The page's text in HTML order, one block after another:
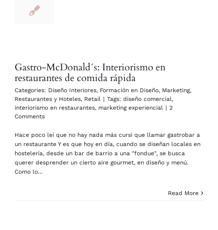
Gastro-McDonald´s: Interiorismo en
restaurantes de comida rápida
Categories: Diseño Interiores, Formación en Diseño, Marketing,
Restaurantes y Hoteles, Retail | Tags: diseño comercial,
interiorismo en restaurantes, marketing experiencial | 2
Comments
Hace poco leí que no hay nada más cursi que llamar gastrobar a
un restaurante Y es que hoy en día, cuando se diseñan locales en
hostelería, desde un bar de barrio a una "fondue", se busca
querer desprender un cierto aire gourmet, en diseño y menú.
Como lo...
Read More